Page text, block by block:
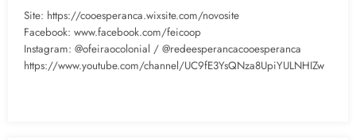
Site: https://cooesperanca.wixsite.com/novosite
Facebook: www.facebook.com/feicoop
Instagram: @ofeiraocolonial / @redeesperancacooesperanca
https://www.youtube.com/channel/UC9fE3YsQNza8UpiYULNHIZw